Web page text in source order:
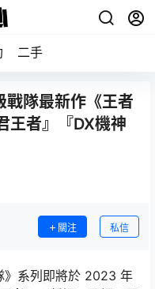
二手
戰隊最新作《王者
王者』『DX機神
關注 私信
》系列即將於 2023 年